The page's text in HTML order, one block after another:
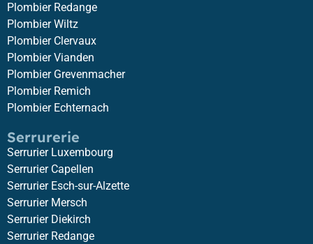
Plombier Redange
Plombier Wiltz
Plombier Clervaux
Plombier Vianden
Plombier Grevenmacher
Plombier Remich
Plombier Echternach
Serrurerie
Serrurier Luxembourg
Serrurier Capellen
Serrurier Esch-sur-Alzette
Serrurier Mersch
Serrurier Diekirch
Serrurier Redange